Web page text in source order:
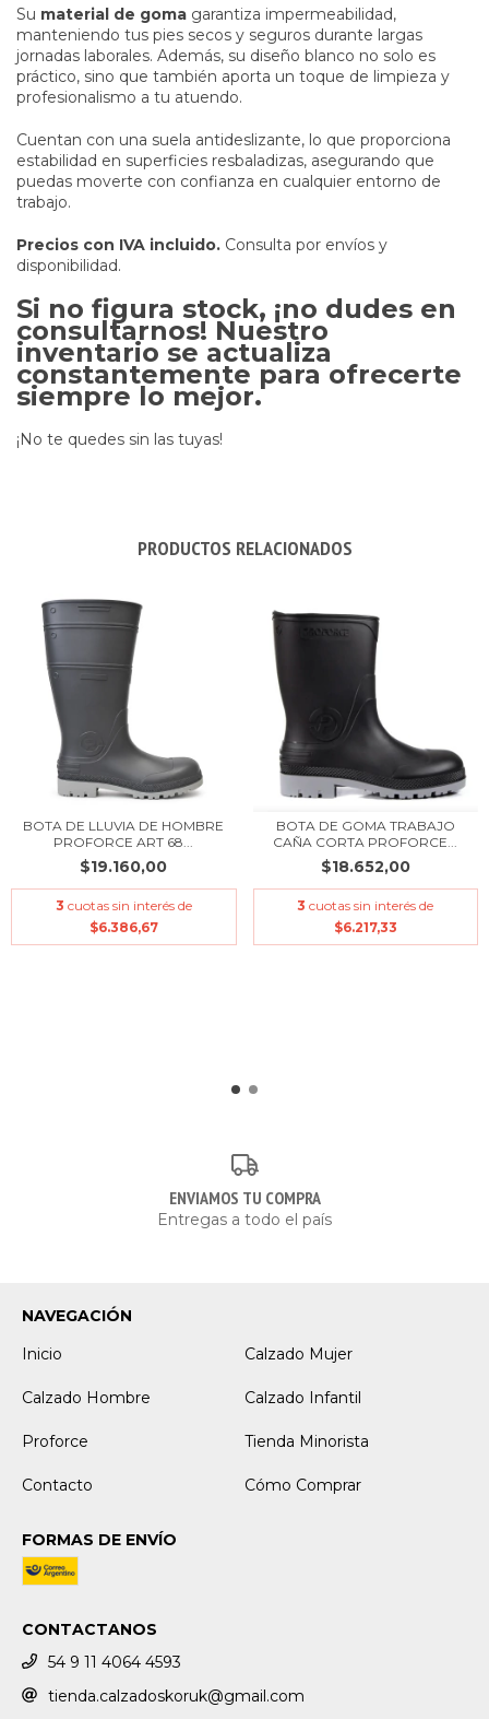
Su material de goma garantiza impermeabilidad,
manteniendo tus pies secos y seguros durante largas
jornadas laborales. Además, su diseño blanco no solo es
práctico, sino que también aporta un toque de limpieza y
profesionalismo a tu atuendo.
Cuentan con una suela antideslizante, lo que proporciona
estabilidad en superficies resbaladizas, asegurando que
puedas moverte con confianza en cualquier entorno de
trabajo.
Precios con IVA incluido. Consulta por envíos y
disponibilidad.
Si no figura stock, ¡no dudes en
consultarnos! Nuestro
inventario se actualiza
constantemente para ofrecerte
siempre lo mejor.
¡No te quedes sin las tuyas!
PRODUCTOS RELACIONADOS
BOTA DE LLUVIA DE HOMBRE
PROFORCE ART 68...
$19.160,00
3 cuotas sin interés de
$6.386,67
BOTA DE GOMA TRABAJO
CAÑA CORTA PROFORCE...
$18.652,00
3 cuotas sin interés de
$6.217,33
ENVIAMOS TU COMPRA
Entregas a todo el país
NAVEGACIÓN
Inicio
Calzado Mujer
Calzado Hombre Calzado Infantil
Proforce Tienda Minorista
Contacto Cómo Comprar
FORMAS DE ENVÍO
CONTACTANOS
54 9 11 4064 4593
tienda.calzadoskoruk@gmail.com